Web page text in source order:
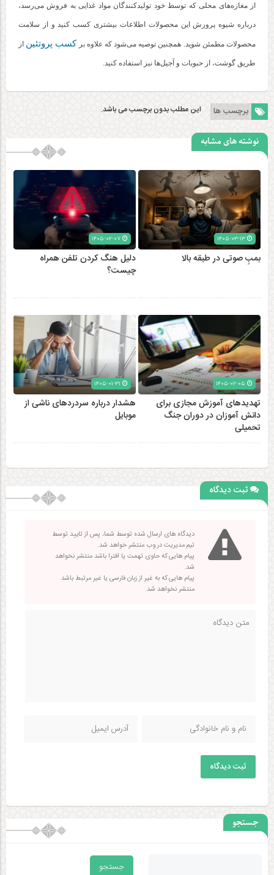
از مغازه‌های محلی که توسط خود تولیدکنندگان مواد غذایی به فروش می‌رسد،
درباره شیوه پرورش این محصولات اطلاعات بیشتری کسب کنید و از سلامت
محصولات مطمئن شوید. همچنین توصیه می‌شود که علاوه بر کسب پروتئین از
طریق گوشت، از حبوبات و آجیل‌ها نیز استفاده کنید.
برچسب ها این مطلب بدون برچسب می باشد.
نوشته های مشابه
۱۴۰۵-۰۳-۱۳
بمبِ صوتی در طبقه بالا
دلیل هنگ کردن تلفن همراه
چیست؟
تهدیدهای آموزش مجازی برای
دانش آموزان در دوران جنگ
تحمیلی
هشدار درباره سردردهای ناشی از
موبایل
ثبت دیدگاه
دیدگاه های ارسال شده توسط شما، پس از تایید توسط
تیم مدیریت در وب منتشر خواهد شد.
پیام هایی که حاوی تهمت یا افترا باشد منتشر نخواهد
شد.
پیام هایی که به غیر از زبان فارسی یا غیر مرتبط باشد
منتشر نخواهد شد.
ثبت دیدگاه
جستجو